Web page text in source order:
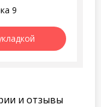
9
и отзывы